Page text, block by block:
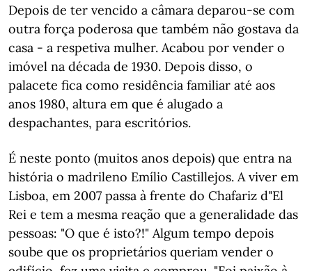
Depois de ter vencido a câmara deparou-se com
outra força poderosa que também não gostava da
casa - a respetiva mulher. Acabou por vender o
imóvel na década de 1930. Depois disso, o
palacete fica como residência familiar até aos
anos 1980, altura em que é alugado a
despachantes, para escritórios.
É neste ponto (muitos anos depois) que entra na
história o madrileno Emílio Castillejos. A viver em
Lisboa, em 2007 passa à frente do Chafariz d"El
Rei e tem a mesma reação que a generalidade das
pessoas: "O que é isto?!" Algum tempo depois
soube que os proprietários queriam vender o